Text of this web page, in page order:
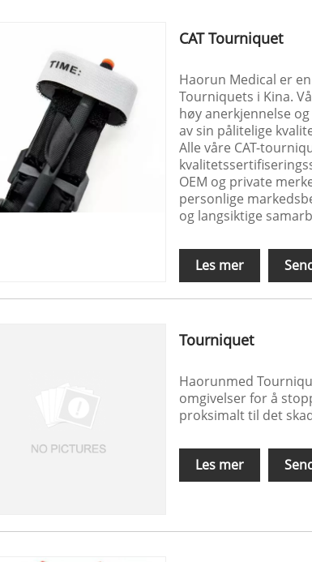
CAT Tourniquet
Haorun Medical er
Tourniquets i Kina.
høy anerkjennelse
av sin pålitelige
Alle våre CAT-
OEM og private
personlige
og langsiktige
Les mer
Tourniquet
Haorunmed
omgivelser for å
proksimalt til det
Les mer